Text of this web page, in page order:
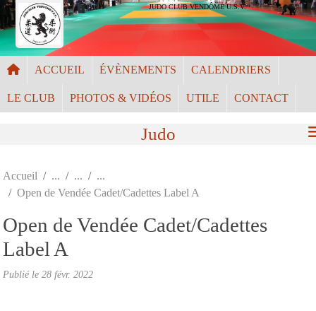
JUDO CLUB VENDÔME U.S.V.
ACCUEIL ÉVÈNEMENTS CALENDRIERS
LE CLUB PHOTOS & VIDÉOS UTILE CONTACT
Judo
Accueil
Open de Vendée Cadet/Cadettes Label A
Open de Vendée Cadet/Cadettes
Label A
Publié le 28 févr. 2022
Panneau de gestion des cookies